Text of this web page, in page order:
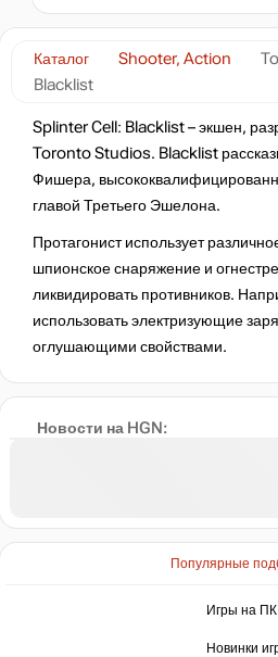
Новости на HGN:
Популярные
Игры на ПК
Новинки
Каталог Shooter, Action
Blacklist
Splinter Cell: Blacklist – экшен,
Toronto Studios. Blacklist
Фишера,
главой Третьего Эшелона.
Протагонист использует
шпионское снаряжение и
ликвидировать противников.
использовать электризующие
оглушающими свойствами.